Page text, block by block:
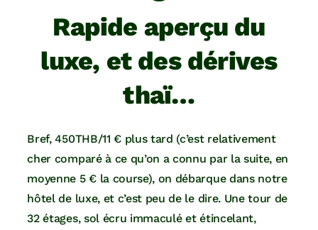
Rapide aperçu du
luxe, et des dérives
thaï…
Bref, 450THB/11 € plus tard (c’est relativement
cher comparé à ce qu’on a connu par la suite, en
moyenne 5 € la course), on débarque dans notre
hôtel de luxe, et c’est peu de le dire. Une tour de
32 étages, sol écru immaculé et étincelant,